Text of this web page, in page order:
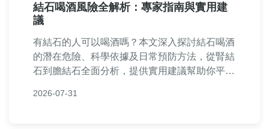
結石喝酒風險全解析：專家指南與實用建
議
有結石的人可以喝酒嗎？本文深入探討結石喝酒
的潛在危險、科學依據及日常預防方法，從腎結
石到膽結石全面分析，提供實用建議幫助你平衡
2026-07-31